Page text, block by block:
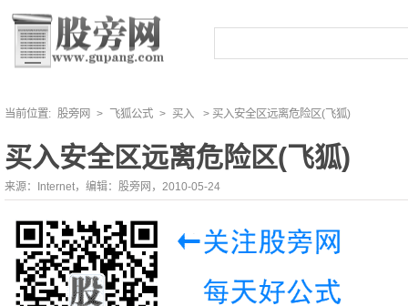
当前位置: 股旁网 > 飞狐公式 > 买入 > 买入安全区远离危险区(飞狐)
买入安全区远离危险区(飞狐)
来源：Internet，编辑：股旁网，2010-05-24